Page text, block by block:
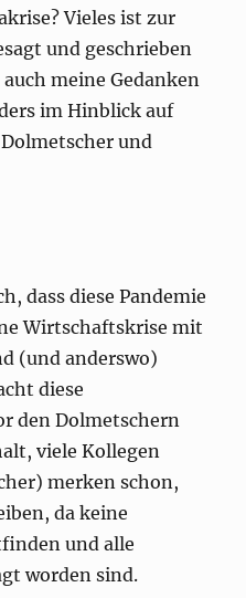
Vieles ist zur
und geschrieben
meine Gedanken
im Hinblick auf
und
dass diese Pandemie
Wirtschaftskrise mit
(und anderswo)
diese
den Dolmetschern
viele Kollegen
merken schon,
da keine
und alle
worden sind.